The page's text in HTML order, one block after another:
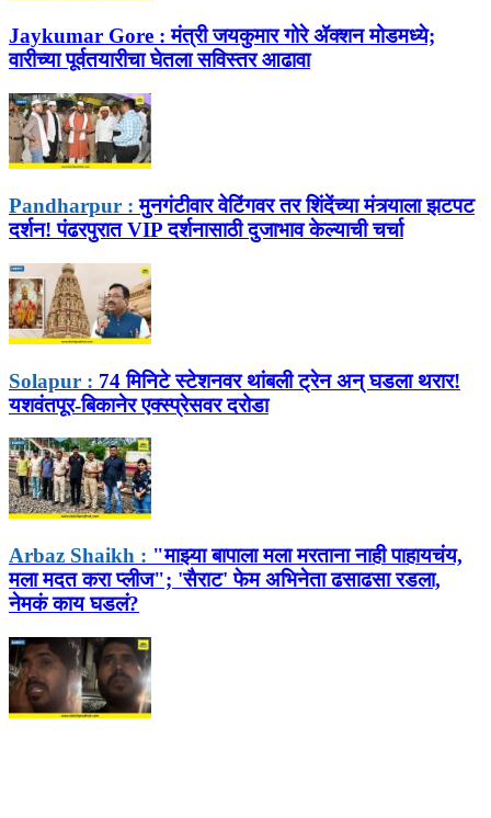
Jaykumar Gore : मंत्री जयकुमार गोरे ॲक्शन मोडमध्ये;
वारीच्या पूर्वतयारीचा घेतला सविस्तर आढावा
Pandharpur : मुनगंटीवार वेटिंगवर तर शिंदेंच्या मंत्र्याला झटपट
दर्शन! पंढरपुरात VIP दर्शनासाठी दुजाभाव केल्याची चर्चा
Solapur : 74 मिनिटे स्टेशनवर थांबली ट्रेन अन् घडला थरार!
यशवंतपूर-बिकानेर एक्स्प्रेसवर दरोडा
Arbaz Shaikh : "माझ्या बापाला मला मरताना नाही पाहायचंय,
मला मदत करा प्लीज"; 'सैराट' फेम अभिनेता ढसाढसा रडला,
नेमकं काय घडलं?